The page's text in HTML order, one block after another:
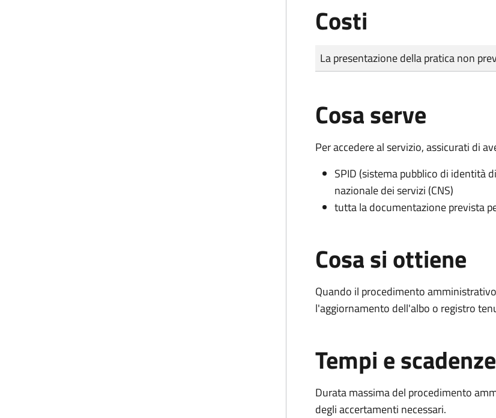
Costi
Tipo di pagamento
Importo
La presentazione della pratica non
Cosa serve
Per accedere al servizio, assicurati di
SPID (sistema pubblico di identità
nazionale dei servizi (CNS)
tutta la documentazione prevista
Cosa si ottiene
Quando il procedimento
l'aggiornamento dell'albo o registro
Tempi e scadenze
Durata massima del procedimento
degli accertamenti necessari.